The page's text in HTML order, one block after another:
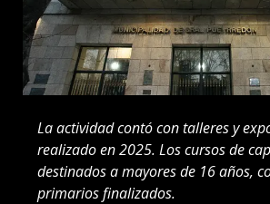
La actividad contó con talleres y
realizado en 2025. Los cursos de
destinados a mayores de 16 años,
primarios finalizados.